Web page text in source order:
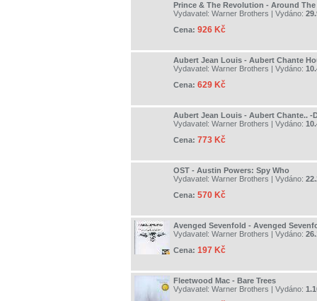
Prince & The Revolution - Around The
Vydavatel: Warner Brothers | Vydáno:
Cena: 926 Kč
Aubert Jean Louis - Aubert Chante
Vydavatel: Warner Brothers | Vydáno:
Cena: 629 Kč
Aubert Jean Louis - Aubert Chante.. -
Vydavatel: Warner Brothers | Vydáno:
Cena: 773 Kč
OST - Austin Powers: Spy Who
Vydavatel: Warner Brothers | Vydáno:
Cena: 570 Kč
Avenged Sevenfold - Avenged
Vydavatel: Warner Brothers | Vydáno:
Cena: 197 Kč
Fleetwood Mac - Bare Trees
Vydavatel: Warner Brothers | Vydáno: